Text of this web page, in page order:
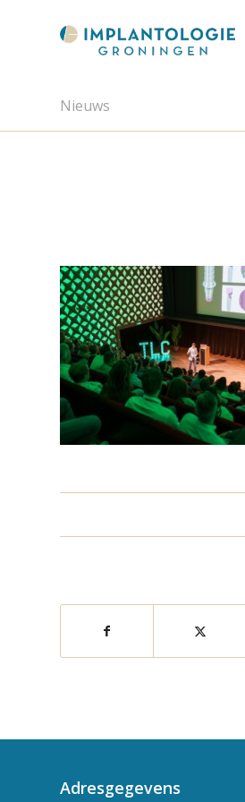
Nieuws
Adresgegevens